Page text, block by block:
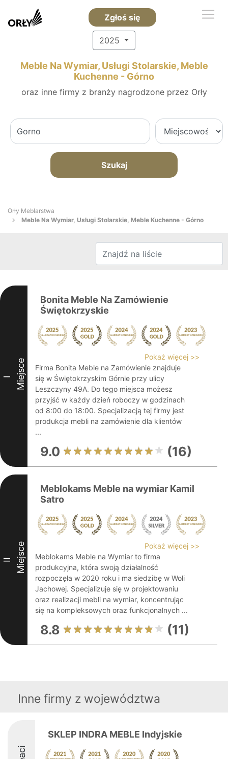
Zgłoś się
2025
Meble Na Wymiar, Usługi Stolarskie, Meble
Kuchenne - Górno
oraz inne firmy z branży nagrodzone przez Orły
Szukaj
Orły Meblarstwa
Meble Na Wymiar, Usługi Stolarskie, Meble Kuchenne - Górno
I Miejsce
Bonita Meble Na Zamówienie
Świętokrzyskie
Pokaż więcej >>
Firma Bonita Meble na Zamówienie znajduje
się w Świętokrzyskim Górnie przy ulicy
Leszczyny 49A. Do tego miejsca możesz
przyjść w każdy dzień roboczy w godzinach
od 8:00 do 18:00. Specjalizacją tej firmy jest
produkcja mebli na zamówienie dla klientów
...
9.0 (16)
II Miejsce
Meblokams Meble na wymiar Kamil
Satro
Pokaż więcej >>
Meblokams Meble na Wymiar to firma
produkcyjna, która swoją działalność
rozpoczęła w 2020 roku i ma siedzibę w Woli
Jachowej. Specjalizuje się w projektowaniu
oraz realizacji mebli na wymiar, koncentrując
się na kompleksowych oraz funkcjonalnych ...
8.8 (11)
Inne firmy z województwa
SKLEP INDRA MEBLE Indyjskie